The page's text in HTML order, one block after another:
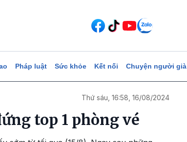
Pháp luật Sức khỏe Kết nối Chuyện người già
Thứ sáu, 16:58, 16/08/2024
top 1 phòng vé